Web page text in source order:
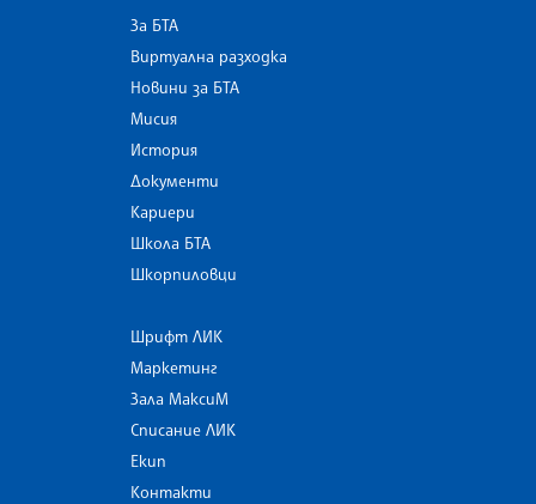
За БТА
Виртуална разходка
Новини за БТА
Мисия
История
Документи
Кариери
Школа БТА
Шкорпиловци
Шрифт ЛИК
Маркетинг
Зала МаксиМ
Списание ЛИК
Екип
Контакти